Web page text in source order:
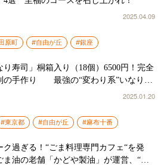
2025.04.09
原町 #自由が丘 #銀座
り寿司」桐箱入り（18個）6500円！完全
の手作り 最強の“変わり系”いなり3
2025.01.20
#東京都 #自由が丘 #麻布十番
ク過ぎる！“ごま料理専門カフェ“を発
油の老舗「かどや製油」が運営、“ご